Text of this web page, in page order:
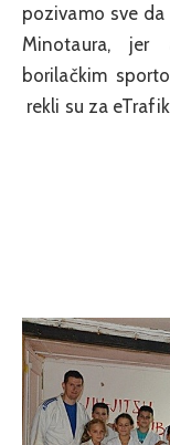
pozivamo sve
Minotaura, jer
borilačkim
rekli su za